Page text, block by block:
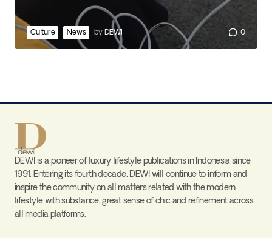
Culture News by DEWI 0
DEWI is a pioneer of luxury lifestyle publications in Indonesia since
1991. Entering its fourth decade, DEWI will continue to inform and
inspire the community on all matters related with the modern
lifestyle with substance, great sense of chic and refinement across
all media platforms.